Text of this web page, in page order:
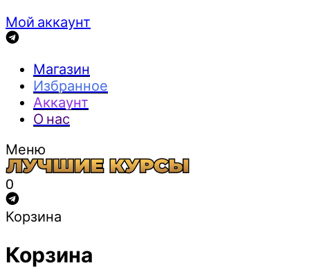
Мой аккаунт
Магазин
Избранное
Аккаунт
О нас
Меню
0
Корзина
Корзина